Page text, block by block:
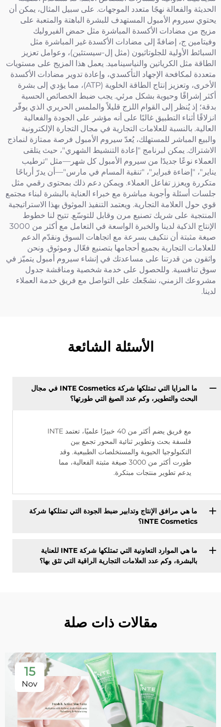
الحديثة والفعالة نهجًا متعدد الموجهات. على سبيل المثال، يمكن أن
يحتوي سيروم الأمبول المستهدف للبشرة الباهتة والمتعبة على
مزيج من مضادات الأكسدة المباشرة مثل حمض الفيروليك
وفيتامين ج، إضافةً إلى مضادات الأكسدة غير المباشرة مثل
السبائط الأولية للجلوتاثيون (مثل إل-سيستئين)، وعوامل تعزيز
الطاقة مثل الكرياتين والنياسيناميد. يعمل هذا المزيج على مستويات
متعددة لمكافحة الإجهاد التأكسدي، وإعادة تدوير مضادات الأكسدة
الأخرى، وتعزيز إنتاج الطاقة الخلوية (ATP)، مما يؤدي إلى بشرة
أكثر إشراقًا وحيوية بشكل مرئي. يجب ضبط الخصائص الحسية
بدقة؛ إذ يُنظر إلى القوام اللزج قليلاً والملمس الحريري الذي يوفّر
انزلاقًا أثناء التطبيق غالبًا على أنه مؤشر على الجودة والفعالية
العالية. بالنسبة للعلامات التجارية في مجال التجارة الإلكترونية
والبيع المباشر للمستهلك، يُعدّ سيروم الأمبول فرصة ممتازة لنماذج
الاشتراك. يمكن لبرنامج "إعادة التنشيط الشهري"، حيث يتلقى
العملاء نوعًا جديدًا من سيروم الأمبول كل شهر—مثل "ترطيب
يناير"، "إضاءة فبراير"، "تنقية المسام في مارس"—أن يدرّ أرباحًا
متكررة ويعزز تفاعل العملاء. ويمكن دعم ذلك بمحتوى رقمي مثل
جلسات أسئلة وأجوبة مباشرة مع خبراء العناية بالبشرة لبناء مجتمع
قوي حول العلامة التجارية. ويعتمد التنفيذ الموثوق بهذا الاستراتيجية
المنتجية على شريك تصنيع مرن وقابل للتوسّع. تتيح لنا خطوط
الإنتاج الذكية لدينا والخبرة الواسعة في التعامل مع أكثر من 3000
صيغة مثبتة أن نتكيف بسرعة مع اتجاهات السوق ونقدّم الدعم
للعلامات التجارية بجميع أحجامها بتصنيع فعّال وموثوق. ونحن
واثقون من قدرتنا على مساعدتك في إنشاء سيروم أمبول يتميّز في
سوق تنافسية. وللحصول على خدمة شخصية ومناقشة جدول
مشروعك الزمني، نشجّعك على التواصل مع فريق خدمة العملاء
لدينا.
الأسئلة الشائعة
ما المزايا التي تمتلكها شركة INTE Cosmetics في مجال
البحث والتطوير، وكم عدد الصيغ التي طورتها؟
مع فريق يضم أكثر من 40 خبيرًا علميًا، تعتمد INTE
فلسفة بحث وتطوير ثنائية المحور تجمع بين
التكنولوجيا الحيوية والمستخلصات الطبيعية. وقد
طورت أكثر من 3000 صيغة مثبتة الفعالية، مما
يدعم تطوير منتجات مبتكرة.
ما هي مرافق الإنتاج وتدابير ضبط الجودة التي تمتلكها شركة
INTE Cosmetics؟
ما هي الموارد التعاونية التي تمتلكها شركة INTE للعناية
بالبشرة، وكم عدد العلامات التجارية الراقية التي تثق بها؟
مقالات ذات صلة
15
Nov